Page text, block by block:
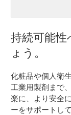
持続可能
ょう。
化粧品や個人衛
工業用製剤まで
楽に、より安全
ーをサポートし